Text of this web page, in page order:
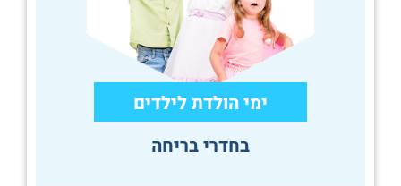
ימי הולדת לילדים
בחדרי בריחה